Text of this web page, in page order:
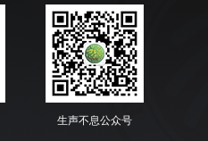
生声不息公众号